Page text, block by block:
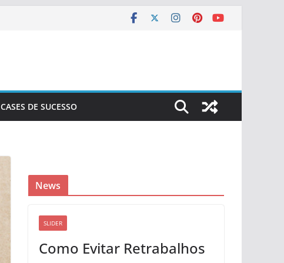
CASES DE SUCESSO
News
SLIDER
Como Evitar Retrabalhos